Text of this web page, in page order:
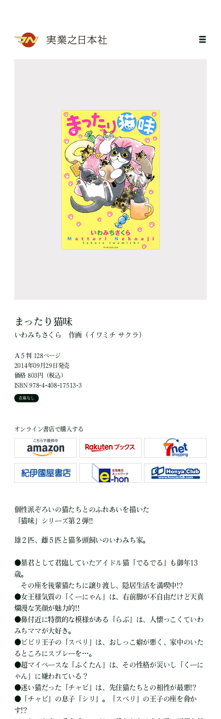
まったり猫味
いわみちさくら 作画 （イワミチ サクラ）
Ａ５判 128ページ
2014年09月29日発売
価格 803円（税込）
ISBN 978-4-408-17513-3
在庫なし
オンライン書店で購入する
個性派ぞろいの猫たちとのふれあいを描いた
「猫味」シリーズ第２弾!!
雄２匹、雌５匹と猫多頭飼いのいわみち家。
●暴君として君臨していたアイドル猫「でるでる」も御年13
歳。
その座を後輩猫たちに譲り渡し、隠居生活を満喫中!?
●女王様気質の「くーにゃん」は、右前脚が不自由だけど天真
爛漫な笑顔が魅力的!!
●鼻付近に特徴的な模様がある「らぶ」は、人懐っこくていわ
みちママが大好き。
● ビビリ王子の「スベリ」は、おしっこ癖が悪く、家中のいた
るところにスプレーを…。
●超マイペースな「ふくたん」は、その性格が災いし「くーに
ゃん」に嫌われている？
●迷い猫だった「チャビ」は、先住猫たちとの相性が最悪!?
● 「チャビ」の息子「シリ」。「スベリ」の王子の座を脅か
す!?